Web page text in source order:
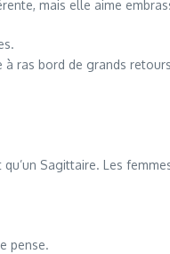
mais elle aime
ras bord de grands
Sagittaire. Les
pense.